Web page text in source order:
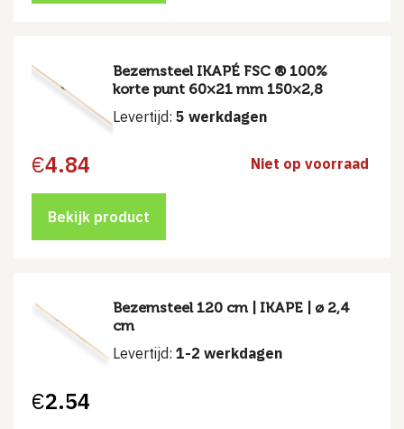
Bezemsteel IKAPÉ FSC ® 100%
korte punt 60×21 mm 150×2,8
Levertijd: 5 werkdagen
€4.84 Niet op voorraad
Bekijk product
Bezemsteel 120 cm | IKAPE | ø 2,4
cm
Levertijd: 1-2 werkdagen
€2.54